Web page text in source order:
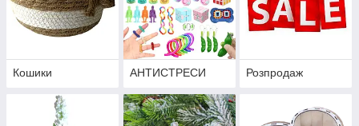
Кошики АНТИСТРЕСИ Розпродаж